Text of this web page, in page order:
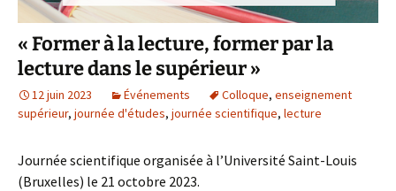
« Former à la lecture, former par la
lecture dans le supérieur »
12 juin 2023 Événements Colloque, enseignement
supérieur, journée d'études, journée scientifique, lecture
Journée scientifique organisée à l’Université Saint-Louis
(Bruxelles) le 21 octobre 2023.